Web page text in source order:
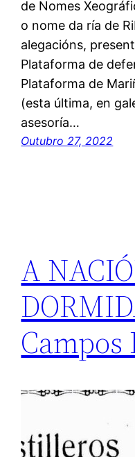
de Nomes
o nome da ría de
alegacións,
Plataforma de
Plataforma de
(esta última, en
asesoría…
Outubro 27, 2022
A
Campos